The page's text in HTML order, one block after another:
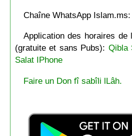
Chaîne WhatsApp Islam.ms:
Application des horaires
(gratuite et sans Pubs): Qibla
Salat IPhone
Faire un Don fî sabîli lLâh.